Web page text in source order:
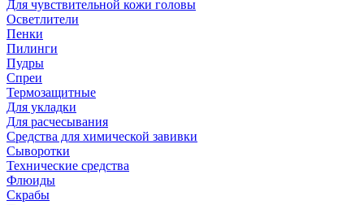
Для чувствительной кожи головы
Осветлители
Пенки
Пилинги
Пудры
Спреи
Термозащитные
Для укладки
Для расчесывания
Средства для химической завивки
Сыворотки
Технические средства
Флюиды
Скрабы